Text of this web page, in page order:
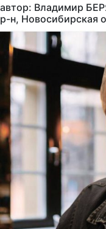
автор: Владимир
р-н, Новосибирская